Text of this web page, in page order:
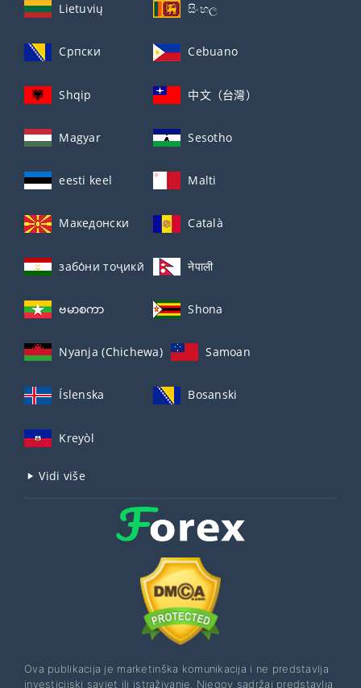
Lietuvių සිංහල
Српски Cebuano
Shqip 中文（台灣）
Magyar Sesotho
eesti keel Malti
Македонски Català
забо́ни тоҷикӣ́ नेपाली
ဗမာစကာ Shona
Nyanja (Chichewa) Samoan
Íslenska Bosanski
Kreyòl
Vidi više
Ova publikacija je marketinška komunikacija i ne predstavlja
investicijski savjet ili istraživanje. Njegov sadržaj predstavlja